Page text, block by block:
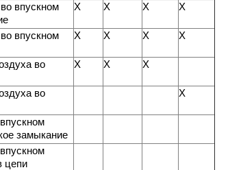
впускном
X X X X
впускном
X X X X
во
X X X
во
X
замыкание
цепи